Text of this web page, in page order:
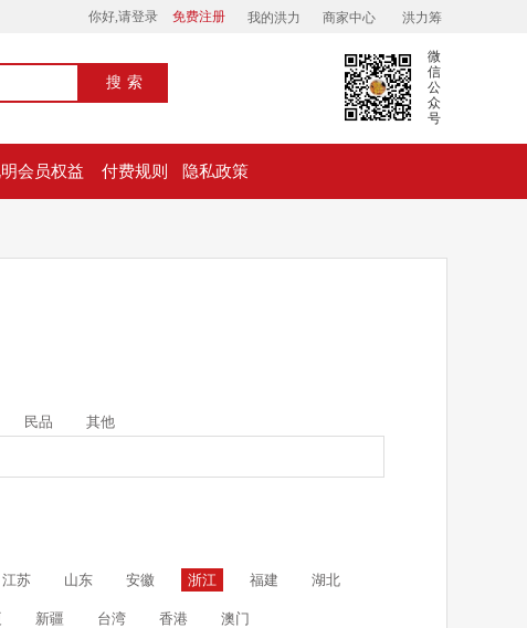
你好,请登录 免费注册 我的洪力 商家中心 洪力筹
搜索
微
信
公
众
号
会员权益 付费规则 隐私政策
民品 其他
江苏 山东 安徽 浙江 福建 湖北
新疆 台湾 香港 澳门